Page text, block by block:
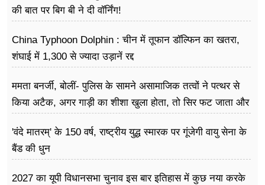
की बात पर बिग बी ने दी वॉर्निंग!
China Typhoon Dolphin : चीन में तूफान डॉल्फिन का खतरा,
शंघाई में 1,300 से ज्यादा उड़ानें रद्द
ममता बनर्जी, बोलीं- पुलिस के सामने असामाजिक तत्वों ने पत्थर से
किया अटैक, अगर गाड़ी का शीशा खुला होता, तो सिर फट जाता और
'वंदे मातरम्' के 150 वर्ष, राष्ट्रीय युद्ध स्मारक पर गूंजेगी वायु सेना के
बैंड की धुन
2027 का यूपी विधानसभा चुनाव इस बार इतिहास में कुछ नया करके